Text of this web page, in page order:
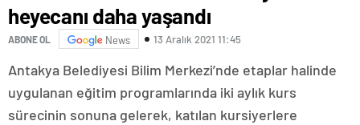
heyecanı daha yaşandı
ABONE OL News 13 Aralık 2021 11:45
Antakya Belediyesi Bilim Merkezi’nde etaplar halinde
uygulanan eğitim programlarında iki aylık kurs
sürecinin sonuna gelerek, katılan kursiyerlere